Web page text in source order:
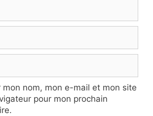
mon nom, mon e-mail et mon site
pour mon prochain